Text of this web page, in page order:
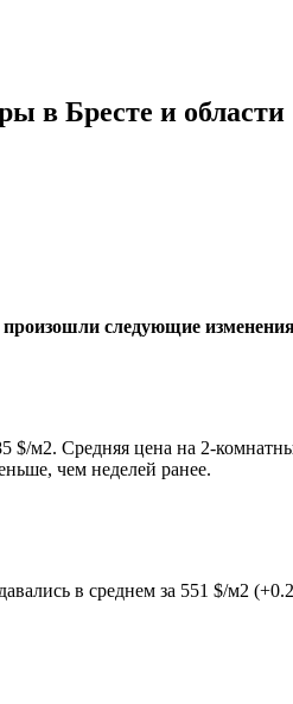
в Бресте и области
произошли следующие
м2. Средняя цена на 2-
чем неделей ранее.
в среднем за 551 $/м2